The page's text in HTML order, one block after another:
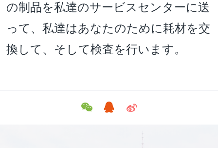
の制品を私達のサービスセンターに送
って、私達はあなたのために耗材を交
換して、そして検査を行います。